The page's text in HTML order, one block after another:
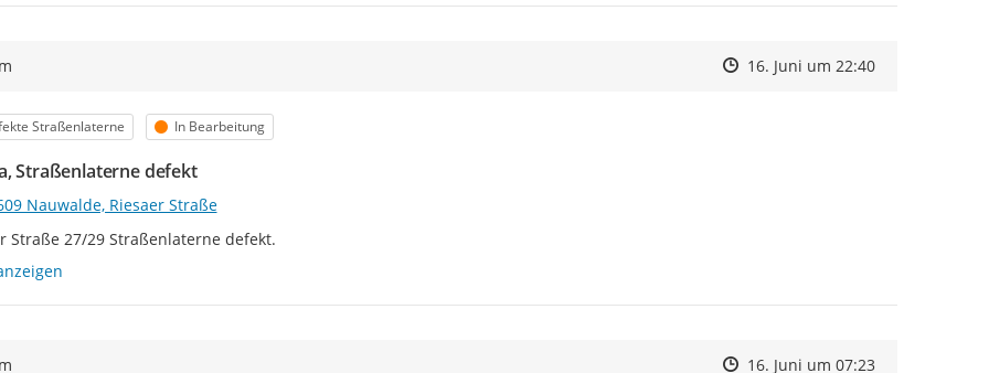
Zeitpunkt des Erstellens
Zeitpunkt des Erstellens
16. Juni um 22:40Zur Äußerung
Straßenlaterne Status
In Bearbeitung
Straßenlaterne defekt
Nauwalde, Riesaer Straße
Straße 27/29 Straßenlaterne defekt.
Zeitpunkt des Erstellens
Zeitpunkt des Erstellens
16. Juni um 07:23Zur Äußerung